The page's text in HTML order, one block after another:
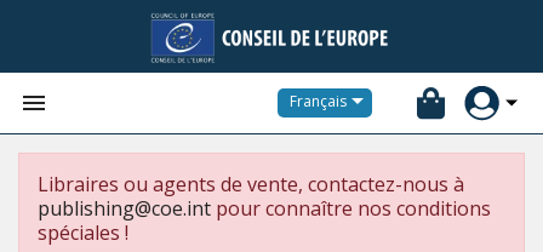
 Français
Libraires ou agents de vente, contactez-nous à
publishing@coe.int pour connaître nos conditions
spéciales !